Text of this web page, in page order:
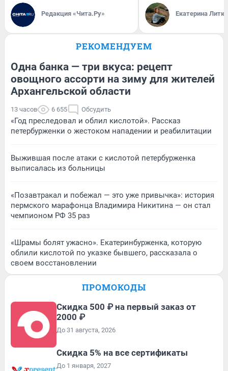
Редакция «Чита.Ру» Екатерина
РЕКОМЕНДУЕМ
Одна банка — три вкуса: рецепт
овощного ассорти на зиму для жителей
Архангельской области
13 часов 6 655 Обсудить
«Год преследовал и облил кислотой». Рассказ
петербурженки о жестоком нападении и реабилитации
Выжившая после атаки с кислотой петербурженка
выписалась из больницы
«Позавтракал и побежал — это уже привычка»: история
пермского марафонца Владимира Никитина — он стал
чемпионом РФ 35 раз
«Шрамы болят ужасно». Екатеринбурженка, которую
облили кислотой по указке бывшего, рассказала о
своем восстановлении
ПРОМОКОДЫ
Скидка 500 ₽ на первый заказ от
2000 ₽
До 31 августа, 2026
Скидка 5% на все сертификаты
До 1 января, 2027